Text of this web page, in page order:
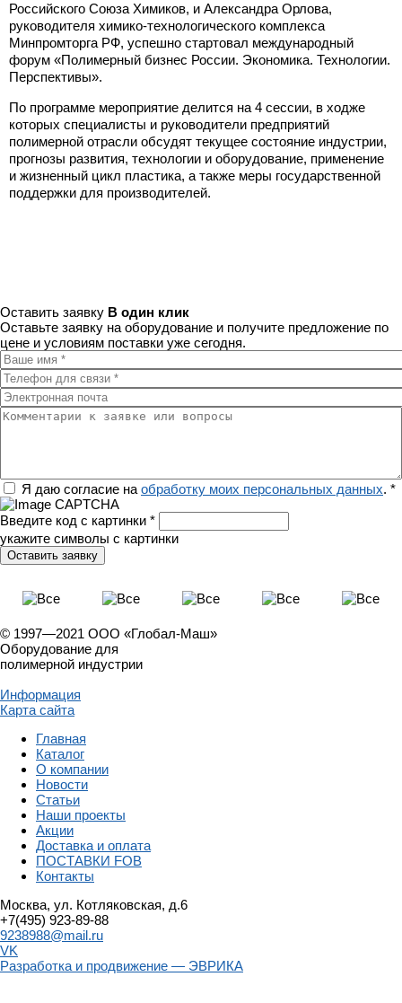
Российского Союза Химиков, и Александра Орлова,
руководителя химико-технологического комплекса
Минпромторга РФ, успешно стартовал международный
форум «Полимерный бизнес России. Экономика. Технологии.
Перспективы».
По программе мероприятие делится на 4 сессии, в ходже
которых специалисты и руководители предприятий
полимерной отрасли обсудят текущее состояние индустрии,
прогнозы развития, технологии и оборудование, применение
и жизненный цикл пластика, а также меры государственной
поддержки для производителей.
Оставить заявку В один клик
Оставьте заявку на оборудование и получите предложение по
цене и условиям поставки уже сегодня.
Ваше имя*
Телефон для связи
Электронная почта
Комментарии к заявке или вопросы
РегионЯ даю согласие на обработку моих персональных данных. *
Введите код с картинки *
укажите символы с картинки
© 1997—2021 ООО «Глобал-Маш»
Оборудование для
полимерной индустрии
Информация
Карта сайта
Главная
Каталог
О компании
Новости
Статьи
Наши проекты
Акции
Доставка и оплата
ПОСТАВКИ FOB
Контакты
Москва, ул. Котляковская, д.6
+7(495) 923-89-88
9238988@mail.ru
VK
Разработка и продвижение — ЭВРИКА